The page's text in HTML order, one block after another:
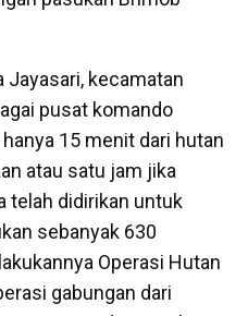
Jayasari, kecamatan
pusat komando
15 menit dari hutan
atau satu jam jika
telah didirikan untuk
sebanyak 630
Operasi Hutan
gabungan dari